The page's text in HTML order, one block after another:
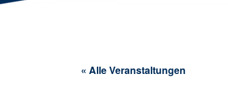
« Alle Veranstaltungen